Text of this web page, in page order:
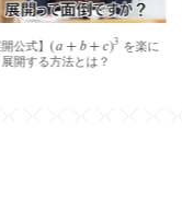
【数学IA】2次関数の応用問題